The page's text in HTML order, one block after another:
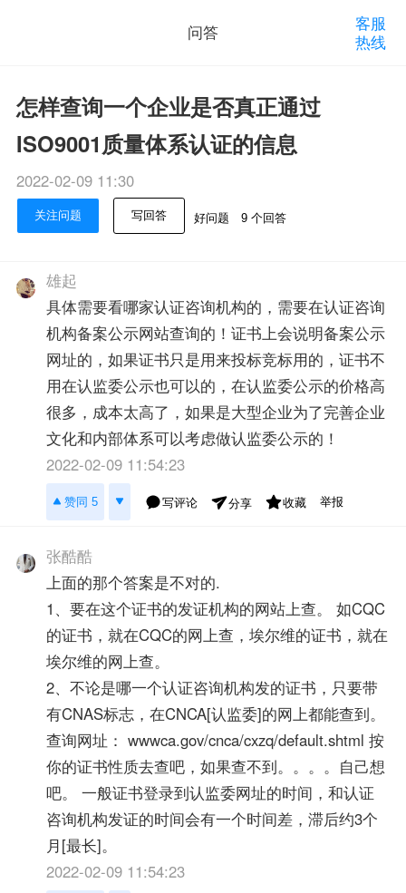
问答
客服
热线
怎样查询一个企业是否真正通过
ISO9001质量体系认证的信息
2022-02-09 11:30
关注问题 写回答 好问题 9 个回答
雄起
具体需要看哪家认证咨询机构的，需要在认证咨询
机构备案公示网站查询的！证书上会说明备案公示
网址的，如果证书只是用来投标竞标用的，证书不
用在认监委公示也可以的，在认监委公示的价格高
很多，成本太高了，如果是大型企业为了完善企业
文化和内部体系可以考虑做认监委公示的！
2022-02-09 11:54:23
赞同 5 写评论 分享 收藏 举报
张酷酷
上面的那个答案是不对的.
1、要在这个证书的发证机构的网站上查。 如CQC
的证书，就在CQC的网上查，埃尔维的证书，就在
埃尔维的网上查。
2、不论是哪一个认证咨询机构发的证书，只要带
有CNAS标志，在CNCA[认监委]的网上都能查到。
查询网址： wwwca.gov/cnca/cxzq/default.shtml 按
你的证书性质去查吧，如果查不到。。。。自己想
吧。 一般证书登录到认监委网址的时间，和认证
咨询机构发证的时间会有一个时间差，滞后约3个
月[最长]。
2022-02-09 11:54:23